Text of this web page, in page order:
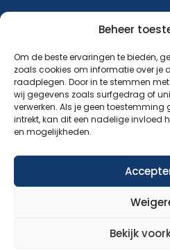
Beheer
Om de beste ervaringen te bieden,
zoals cookies om informatie over
raadplegen. Door in te stemmen
wij gegevens zoals surfgedrag of
verwerken. Als je geen
intrekt, kan dit een nadelige invloed
en mogelijkheden.
Bekijk
Abonneer op onze
Blijf op de hoogte van ons
Aanmelden
© 2026 Maatjesopmaat –